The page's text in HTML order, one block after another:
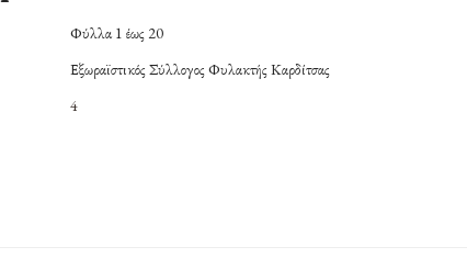
Φύλλα 1 έως 20
Εξωραϊστικός Σύλλογος Φυλακτής Καρδίτσας
4